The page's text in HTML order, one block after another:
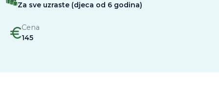
Za sve uzraste (djeca od 6 godina)
Cena
145